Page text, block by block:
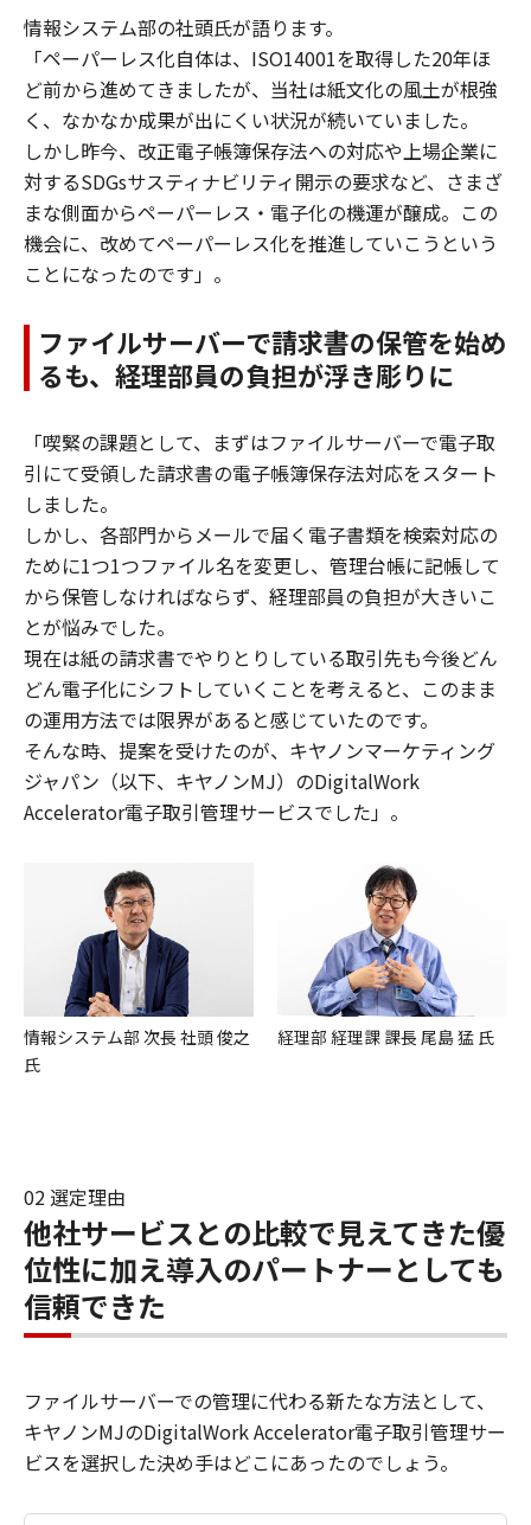
情報システム部の社頭氏が語ります。
「ペーパーレス化自体は、ISO14001を取得した20年ほ
ど前から進めてきましたが、当社は紙文化の風土が根強
く、なかなか成果が出にくい状況が続いていました。
しかし昨今、改正電子帳簿保存法への対応や上場企業に
対するSDGsサスティナビリティ開示の要求など、さまざ
まな側面からペーパーレス・電子化の機運が醸成。この
機会に、改めてペーパーレス化を推進していこうという
ことになったのです」。
ファイルサーバーで請求書の保管を始め
るも、経理部員の負担が浮き彫りに
「喫緊の課題として、まずはファイルサーバーで電子取
引にて受領した請求書の電子帳簿保存法対応をスタート
しました。
しかし、各部門からメールで届く電子書類を検索対応の
ために1つ1つファイル名を変更し、管理台帳に記帳して
から保管しなければならず、経理部員の負担が大きいこ
とが悩みでした。
現在は紙の請求書でやりとりしている取引先も今後どん
どん電子化にシフトしていくことを考えると、このまま
の運用方法では限界があると感じていたのです。
そんな時、提案を受けたのが、キヤノンマーケティング
ジャパン（以下、キヤノンMJ）のDigitalWork
Accelerator電子取引管理サービスでした」。
情報システム部 次長 社頭 俊之
氏
経理部 経理課 課長 尾島 猛 氏
02 選定理由
他社サービスとの比較で見えてきた優
位性に加え導入のパートナーとしても
信頼できた
ファイルサーバーでの管理に代わる新たな方法として、
キヤノンMJのDigitalWork Accelerator電子取引管理サー
ビスを選択した決め手はどこにあったのでしょう。